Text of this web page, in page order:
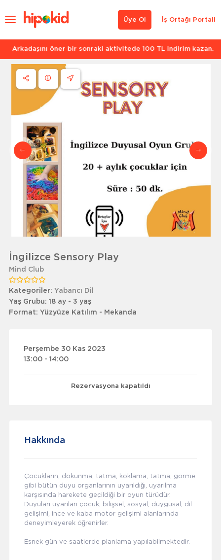
İş Ortağı Portali
Üye Ol
Arkadaşını öner bir sonraki aktivitede 100 TL indirim kazan.
İngilizce Sensory Play
Mind Club
Kategoriler: Yabancı Dil
Yaş Grubu: 18 ay - 3 yaş
Format: Yüzyüze Katılım - Mekanda
Perşembe 30 Kas 2023
13:00 - 14:00
Rezervasyona kapatıldı
Hakkında
Çocukların; dokunma, tatma, koklama, tatma, görme
gibi bütün duyu organlarının uyarıldığı, uyarılma
karşısında harekete geçildiği bir oyun türüdür.
Duyuları uyarılan çocuk; bilişsel, sosyal, duygusal, dil
gelişimi, ince ve kaba motor gelişimi alanlarında
deneyimleyerek öğrenirler.
Esnek gün ve saatlerde planlama yapılabilmektedir.